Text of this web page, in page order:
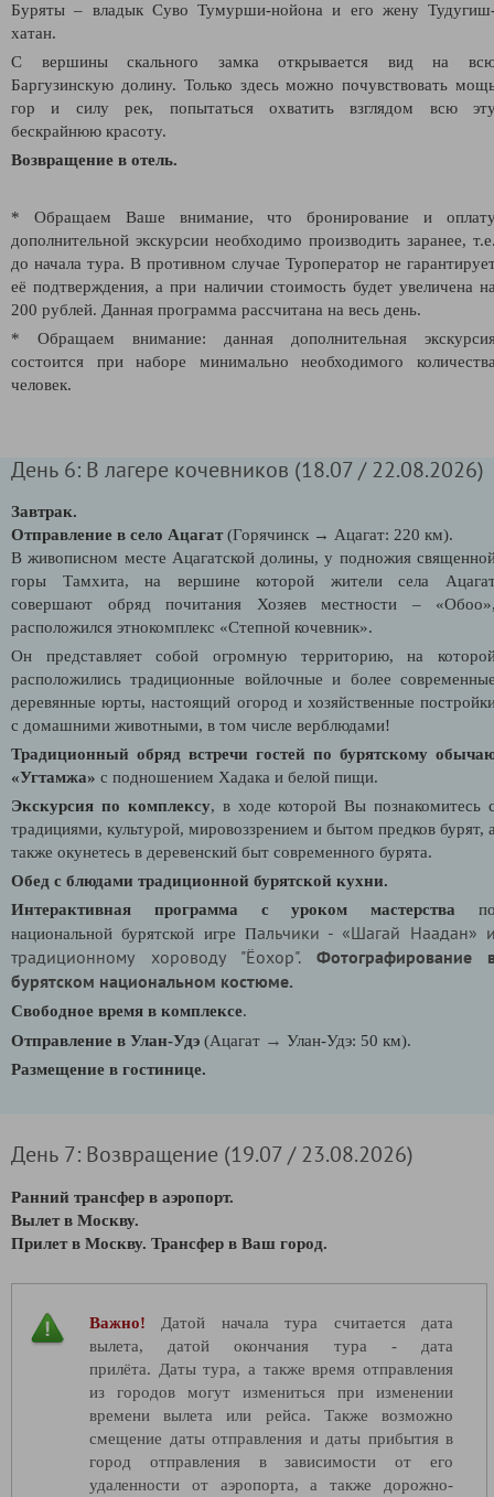
Буряты – владык Суво Тумурши-нойона и его жену
хатан.
С вершины скального замка открывается вид на
Баргузинскую долину. Только здесь можнопочувствовать
гор и силу рек, попытаться охватить взглядом всю
бескрайнюю красоту.
Возвращение в отель.
* Обращаем Ваше внимание, что бронирование и
дополнительной экскурсии необходимо производить заранее,
до начала тура. В противном случае Туроператор не
её подтверждения, а при наличии стоимость будет увеличена
200 рублей. Данная программа рассчитана на весь день.
* Обращаем внимание: данная дополнительная
состоится при наборе минимально необходимого
человек.
День 6: В лагере кочевников (18.07 / 22.08.2026)
Завтрак.
Отправление в село Ацагат(Горячинск → Ацагат: 220 км).
В живописном месте Ацагатской долины, у подножия
горы Тамхита, на вершине которой жители села
совершают обряд почитания Хозяев местности –
расположился этнокомплекс «Степной кочевник».
Он представляет собой огромную территорию, на
расположились традиционные войлочные и более
деревянные юрты, настоящий огород и хозяйственные
с домашними животными, в том числе верблюдами!
Традиционный обряд встречи гостей по бурятскому
«Угтамжа» с подношением Хадака и белой пищи.
Экскурсия по комплексу, в ходе которой Вы познакомитесь
традициями, культурой, мировоззрением и бытом предков бурят,
также окунетесь в деревенский быт современного бурята.
Обед с блюдами традиционной бурятской кухни.
Интерактивная программа с уроком мастерства
национальной бурятской игре Пальчики - «Шагай Наадан»
традиционному хороводу "Ёохор". Фотографирование
бурятском национальном костюме.
Свободное время в комплексе.
Отправление в Улан-Удэ (Ацагат → Улан-Удэ: 50 км).
Размещение в гостинице.
День 7: Возвращение (19.07 / 23.08.2026)
Ранний трансфер в аэропорт.
Вылет в Москву.
Прилет в Москву. Трансфер в Ваш город.
Важно!
Датой начала тура считается дата
вылета, датой окончания тура - дата
прилёта. Даты тура, а также время отправления
из городов могут измениться при изменении
времени вылета или рейса. Также возможно
смещение даты отправления и даты прибытия в
город отправления в зависимости от его
удаленности от аэропорта, а также дорожно-